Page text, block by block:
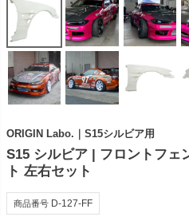
ORIGIN Labo.｜S15シルビア用
S15 シルビア | フロントフェ
ト 左右セット
商品番号 D-127-FF